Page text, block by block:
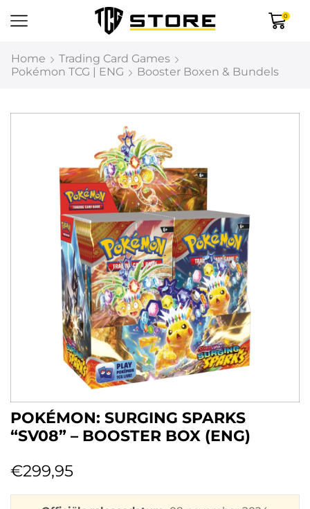
0
Home
Trading Card Games
Pokémon TCG | ENG
Booster Boxen & Bundels
POKÉMON: SURGING SPARKS
“SV08” – BOOSTER BOX (ENG)
€299,95